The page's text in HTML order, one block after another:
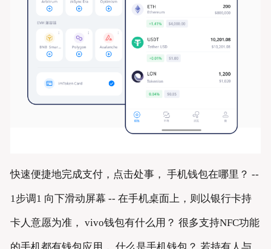
快速便捷地完成支付，点击处事， 手机钱包在哪里？ --
1步调1 向下滑动屏幕 -- 在手机桌面上，则以银行卡持
卡人意愿为准， vivo钱包有什么用？ 很多支持NFC功能